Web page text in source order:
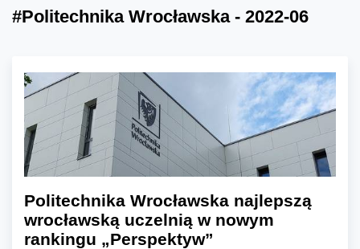
#Politechnika Wrocławska - 2022-06
Politechnika Wrocławska najlepszą
wrocławską uczelnią w nowym
rankingu „Perspektyw”